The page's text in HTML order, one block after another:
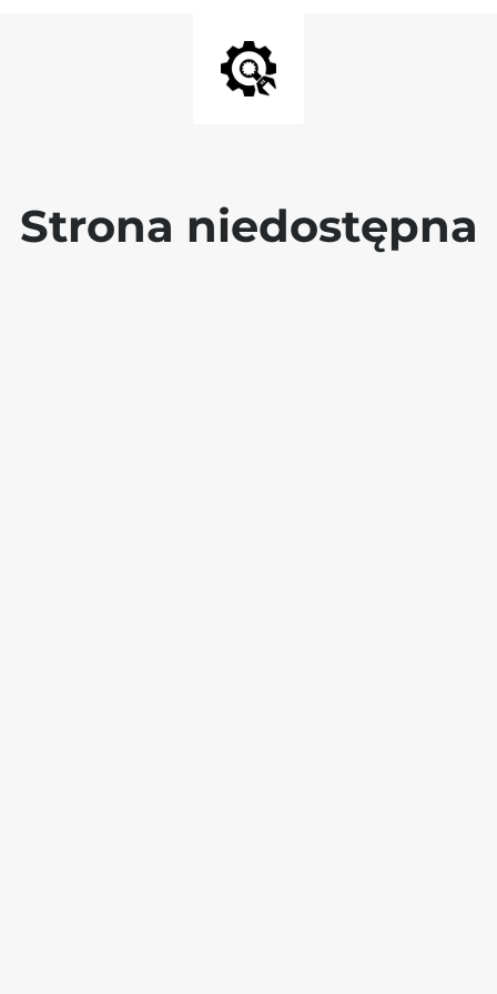
Strona niedostępna